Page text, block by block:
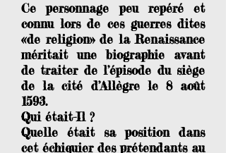
Ce personnage peu repéré et
connu lors de ces guerres dites
«de religion» de la Renaissance
méritait une biographie avant
de traiter de l’épisode du siège
de la cité d’Allègre le 8 août
1593.
Qui était-Il ?
Quelle était sa position dans
cet échiquier des prétendants au